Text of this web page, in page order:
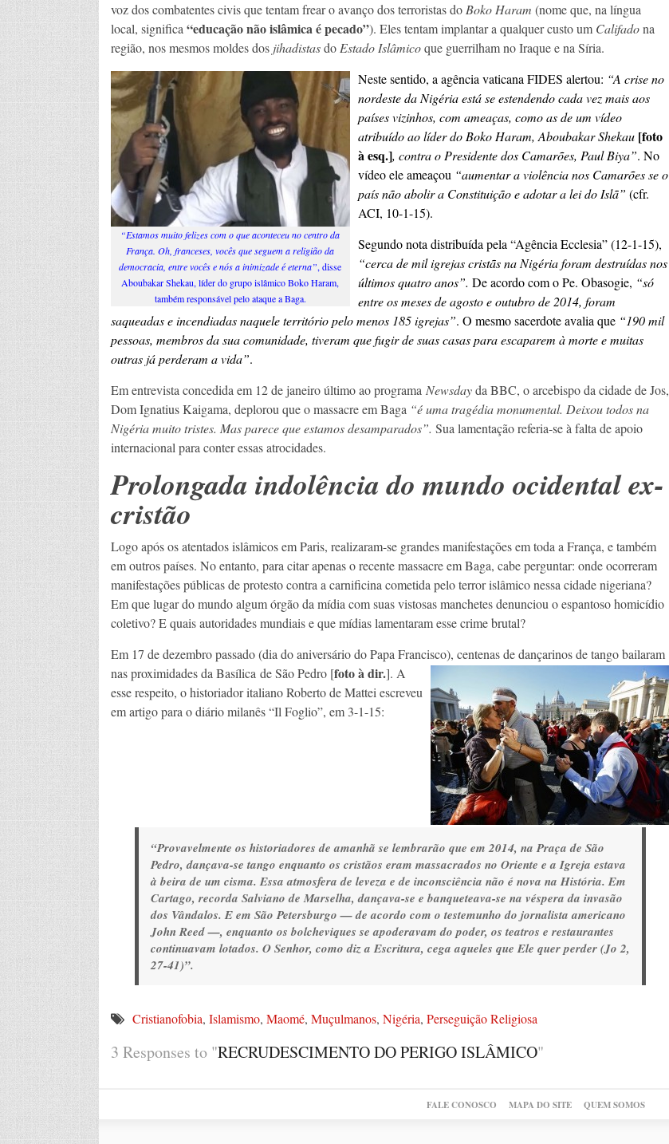
voz dos combatentes civis que tentam frear o avanço dos terroristas doBoko Haram (nome que, na língua
local, significa“educação não islâmica é pecado”). Eles tentam implantar a qualquer custo um Califadona
região, nos mesmos moldes dos jihadistasdoEstado Islâmicoque guerrilham no Iraque e na Síria.
“Estamos muito felizes com o que aconteceu no centro da
França. Oh, franceses, vocês que seguem a religião da
democracia, entre vocês e nós a inimizade é eterna”, disse
Aboubakar Shekau, líder do grupo islâmico Boko Haram,
também responsável pelo ataque a Baga.
Neste sentido, a agência vaticana FIDES alertou: “A crise no
nordeste da Nigéria está se estendendo cada vez mais aos
países vizinhos, com ameaças, como as de um vídeo
atribuído ao líder do Boko Haram, Aboubakar Shekau [foto
à esq.], contra o Presidente dos Camarões, Paul Biya”. No
vídeo ele ameaçou “aumentar a violência nos Camarões se o
país não abolir a Constituição e adotar a lei do Islã” (cfr.
ACI, 10-1-15).
Segundo nota distribuída pela “Agência Ecclesia” (12-1-15),
“cerca de mil igrejas cristãs na Nigéria foram destruídas nos
últimos quatro anos”. De acordo com o Pe. Obasogie, “só
entre os meses de agosto e outubro de 2014, foram
saqueadas e incendiadas naquele território pelo menos 185 igrejas”. O mesmo sacerdote avalia que “190 mil
pessoas, membros da sua comunidade, tiveram que fugir de suas casas para escaparem à morte e muitas
outras já perderam a vida”.
Em entrevista concedida em 12 de janeiro último ao programa Newsdayda BBC, o arcebispo da cidade de Jos,
Dom Ignatius Kaigama, deplorou que o massacre em Baga “é uma tragédia monumental. Deixou todos na
Nigéria muito tristes. Mas parece que estamos desamparados”. Sua lamentação referia-se à falta de apoio
internacional para conter essas atrocidades.
Prolongada indolência do mundo ocidental ex-
cristão
Logo após os atentados islâmicos em Paris, realizaram-se grandes manifestações em toda a França, e também
em outros países. No entanto, para citar apenas o recente massacre em Baga, cabe perguntar: onde ocorreram
manifestações públicas de protesto contra a carnificina cometida pelo terror islâmico nessa cidade nigeriana?
Em que lugar do mundo algum órgão da mídia com suas vistosas manchetes denunciou o espantoso homicídio
coletivo? E quais autoridades mundiais e que mídias lamentaram esse crime brutal?
Em 17 de dezembro passado (dia do aniversário do Papa Francisco), centenas de dançarinos detango bailaram
nas proximidades da Basílica de São Pedro [foto à dir.]. A
esse respeito, o historiador italiano Roberto de Mattei escreveu
em artigo para o diário milanês “Il Foglio”, em 3-1-15:
“Provavelmente os historiadores de amanhã se lembrarão que em 2014, na Praça de São
Pedro, dançava-se tango enquanto os cristãos eram massacrados no Oriente e a Igreja estava
à beira de um cisma. Essa atmosfera de leveza e de inconsciência não é nova na História. Em
Cartago, recorda Salviano de Marselha, dançava-se e banqueteava-se na véspera da invasão
dos Vândalos. E em São Petersburgo — de acordo com o testemunho do jornalista americano
John Reed —, enquanto os bolcheviques se apoderavam do poder, os teatros e restaurantes
continuavam lotados. O Senhor, como diz a Escritura, cega aqueles que Ele quer perder (Jo 2,
27-41)”.
Cristianofobia, Islamismo, Maomé, Muçulmanos, Nigéria, Perseguição Religiosa
3 Responses to "RECRUDESCIMENTO DO PERIGO ISLÂMICO"
FALE CONOSCO MAPA DO SITE QUEM SOMOS